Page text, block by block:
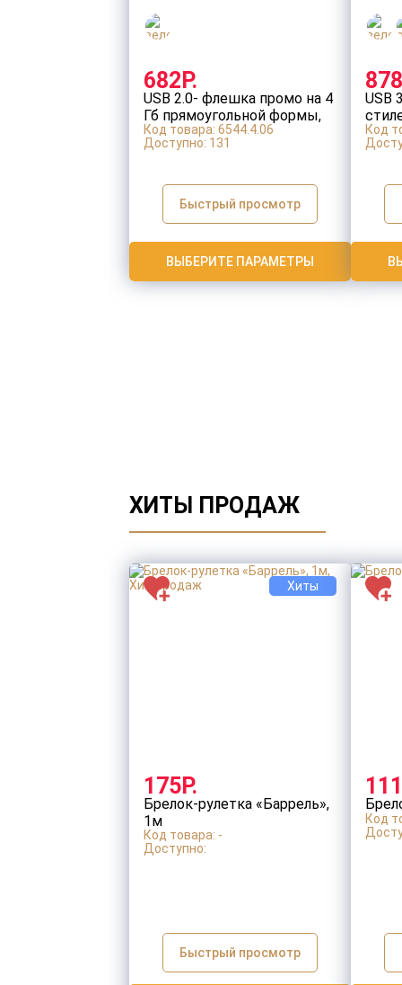
682Р.
USB 2.0- флешка промо на 4
Гб прямоугольной формы,
выдвижной механизм
Код товара: 6544.4.06
Доступно: 131
Быстрый просмотр
ВЫБЕРИТЕ ПАРАМЕТРЫ
USB
Код
ХИТЫ ПРОДАЖ
Хиты
175Р.
Брелок-рулетка «Баррель»,
1м
Код товара: -
Доступно:
Быстрый просмотр
Код